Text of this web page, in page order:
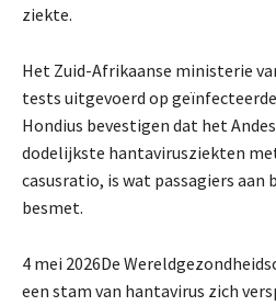
ziekte.
Het Zuid-Afrikaanse ministerie
tests uitgevoerd op geïnfecteerde
Hondius bevestigen dat het
dodelijkste hantavirusziekten
casusratio, is wat passagiers aan
besmet.
4 mei 2026De
een stam van hantavirus zich